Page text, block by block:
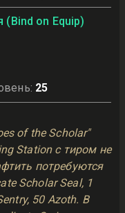
(Bind on Equip)
: 25
of the Scholar"
Station с тиром не
потребуются
Scholar Seal, 1
50 Azoth. В